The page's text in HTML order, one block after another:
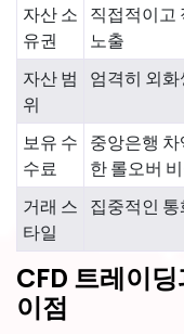
자산 소
유권
직접적이고
노출
자산 범
위
엄격히 외
보유 수
수료
중앙은행
한 롤오버
거래 스
타일
집중적인
CFD 트레이
이점